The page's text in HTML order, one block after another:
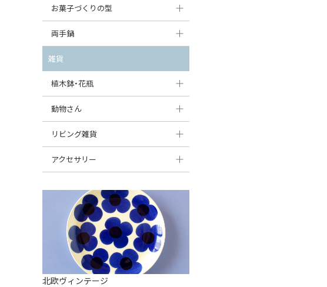
たまご型プレート
ハート型プレート
変形プレート
分割ディッシュ
すべて見る
オーバルボウル
ハートボウル
葉っぱ型ボウル
りんご型ボウル
いちご型ボウル
星型ボウル
スープカップ
そば猪口・フリーカップ
ココット
薬味入れ
ミキシングボウル
ガーリックキャニスター
チーズケース
バターディッシュ
六角形ポット
ボトル
すべて見る
エッグカップ
ケーキスタンド
カトラリー
はしおき・カトラリーレスト
大型（24cm〜）
中型（18〜24cm）
スクエアオーブンディッシュ
オーバルオーブンディッシュ
すべて見る
お菓子づくりの型
パウンド型
マフィン型
すべて見る
両手鍋
チュリーン
キャセロール
すべて見る
雑貨
植木鉢・花瓶
植木鉢
花瓶
動物さん
フィギュア・置物
貯金箱
オーナメント
クリーマー
リビング雑貨
スツール
バス・洗面用品
家具小物
小物入れ
アロマポット
アクセサリー
ペンダントトップ
すべて見る
北欧ヴィンテージ